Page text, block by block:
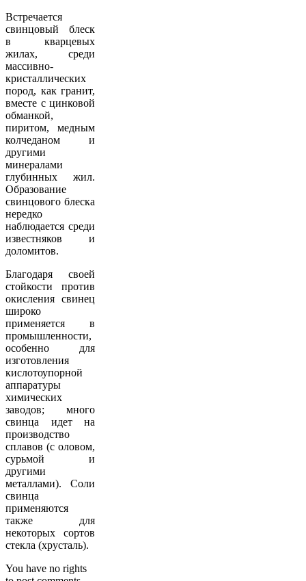
Встречается
свинцовый блеск
в кварцевых
жилах, среди
массивно-
кристаллических
пород, как гранит,
вместе с цинковой
обманкой,
пиритом, медным
колчеданом и
другими
минералами
глубинных жил.
Образование
свинцового блеска
нередко
наблюдается среди
известняков и
доломитов.
Благодаря своей
стойкости против
окисления свинец
широко
применяется в
промышленности,
особенно для
изготовления
кислотоупорной
аппаратуры
химических
заводов; много
свинца идет на
производство
сплавов (с оловом,
сурьмой и
другими
металлами). Соли
свинца
применяются
также для
некоторых сортов
стекла (хрусталь).
You have no rights